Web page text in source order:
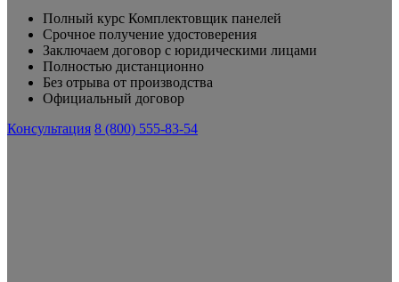
Полный курс Комплектовщик панелей
Срочное получение удостоверения
Заключаем договор с юридическими лицами
Полностью дистанционно
Без отрыва от производства
Официальный договор
Консультация 8 (800) 555-83-54